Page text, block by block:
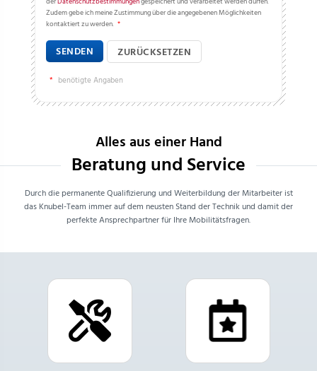
Zudem gebe ich meine Zustimmung über die angegebenen Möglichkeiten
kontaktiert zu werden. *
SENDEN ZURÜCKSETZEN
* benötigte Angaben
Alles aus einer Hand
Beratung und Service
Durch die permanente Qualifizierung und Weiterbildung der Mitarbeiter ist
das Knubel-Team immer auf dem neusten Stand der Technik und damit der
perfekte Ansprechpartner für Ihre Mobilitätsfragen.